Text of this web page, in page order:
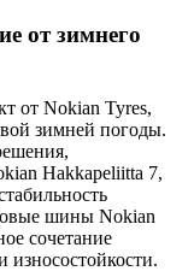
от зимнего
от Nokian Tyres,
зимней погоды.
Hakkapeliitta 7,
шины Nokian
сочетание
износостойкости.